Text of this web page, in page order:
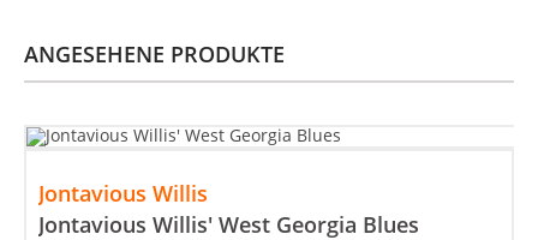
ANGESEHENE PRODUKTE
Jontavious Willis
Jontavious Willis' West Georgia Blues